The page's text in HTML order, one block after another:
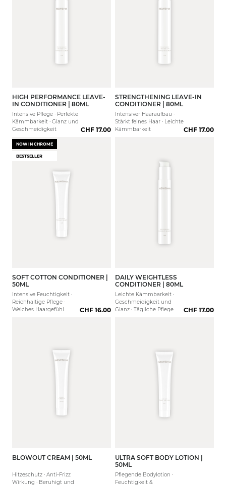
HIGH PERFORMANCE LEAVE-
IN CONDITIONER | 80ML
Intensive Pflege · Perfekte
Kämmbarkeit · Glanz und
Geschmeidigkeit
CHF 17.00
STRENGTHENING LEAVE-IN
CONDITIONER | 80ML
Intensiver Haaraufbau ·
Stärkt feines Haar · Leichte
Kämmbarkeit
CHF 17.00
NOW IN CHROME
BESTSELLER
SOFT COTTON CONDITIONER |
50ML
Intensive Feuchtigkeit ·
Reichhaltige Pflege ·
Weiches Haargefühl
CHF 16.00
DAILY WEIGHTLESS
CONDITIONER | 80ML
Leichte Kämmbarkeit ·
Geschmeidigkeit und
Glanz · Tägliche Pflege
CHF 17.00
BLOWOUT CREAM | 50ML
Hitzeschutz · Anti-Frizz
Wirkung · Beruhigt und
ULTRA SOFT BODY LOTION |
50ML
Pflegende Bodylotion ·
Feuchtigkeit &